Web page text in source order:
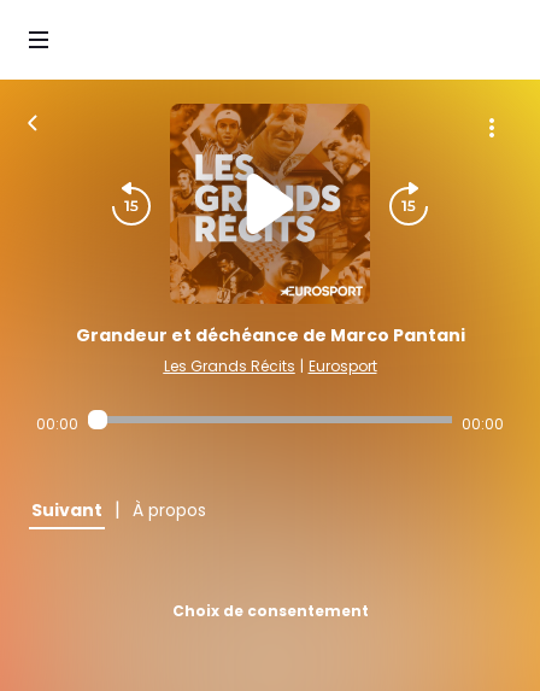
Grandeur et déchéance de Marco Pantani
Les Grands Récits | Eurosport
00:00 00:00
Suivant | À propos
Choix de consentement